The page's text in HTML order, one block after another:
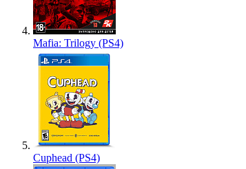
Mafia: Trilogy (PS4)
Cuphead (PS4)